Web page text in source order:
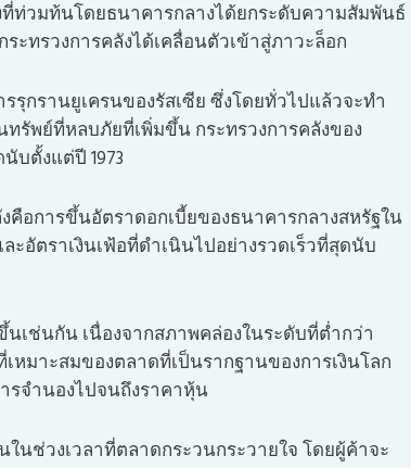
ท่วมท้นโดยธนาคารกลางได้ยกระดับความสัมพันธ์
ะทรวงการคลังได้เคลื่อนตัวเข้าสู่ภาวะล็อก
กรานยูเครนของรัสเซีย ซึ่งโดยทั่วไปแล้วจะทำ
รัพย์ที่หลบภัยที่เพิ่มขึ้น กระทรวงการคลังของ
บตั้งแต่ปี 1973
อการขึ้นอัตราดอกเบี้ยของธนาคารกลางสหรัฐใน
ะอัตราเงินเฟ้อที่ดำเนินไปอย่างรวดเร็วที่สุดนับ
ช่นกัน เนื่องจากสภาพคล่องในระดับที่ต่ำกว่า
หมาะสมของตลาดที่เป็นรากฐานของการเงินโลก
รจำนองไปจนถึงราคาหุ้น
ช่วงเวลาที่ตลาดกระวนกระวายใจ โดยผู้ค้าจะ